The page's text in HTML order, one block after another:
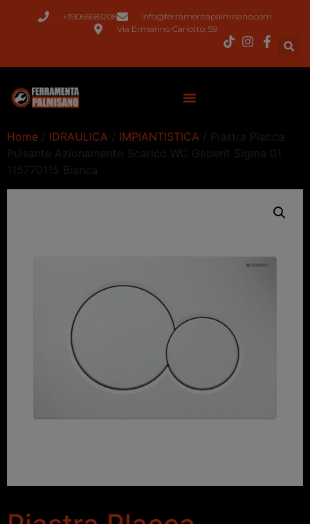
+39065681208
info@ferramentapalmisano.com
Via Ermanno Carlotto, 59
Home / IDRAULICA / IMPIANTISTICA / Piastra Placca
Pulsante Azionamento Scarico WC Geberit Sigma 01
115770115 Bianca